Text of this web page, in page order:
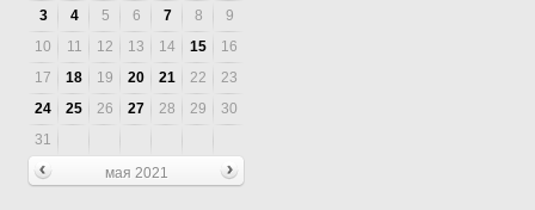
3
4 5 6 7 8
9
10
11 12 13 14 15
16
17
18 19 20 21 22
23
24
25 26 27 28 29
30
31
мая 2021